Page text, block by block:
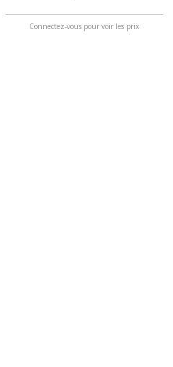
Connectez-vous pour voir les prix